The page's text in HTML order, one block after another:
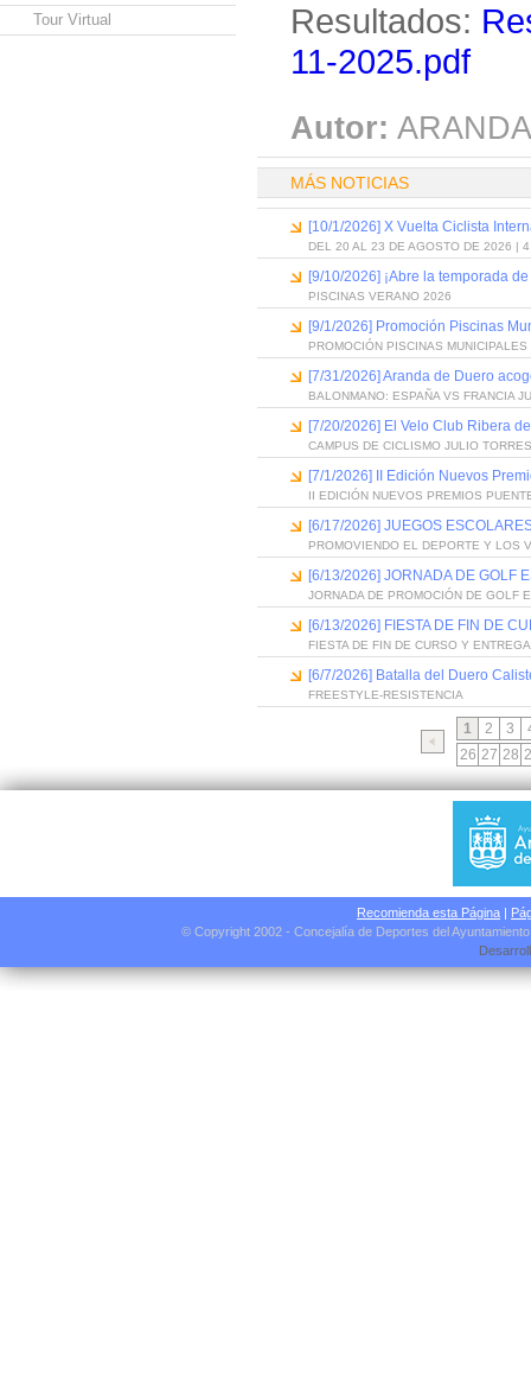
Tour Virtual
Resultados:
11-2025.pdf
Autor:
MÁS NOTICIAS
[10/1/2026] X Vuelta Ciclista
DEL 20 AL 23 DE AGOSTO DE 2026 | 4
[9/10/2026] ¡Abre la temporada
PISCINAS VERANO 2026
[9/1/2026] Promoción Piscinas
PROMOCIÓN PISCINAS
[7/31/2026] Aranda de Duero
BALONMANO: ESPAÑA VS FRANCIA
[7/20/2026] El Velo Club Ribera
CAMPUS DE CICLISMO JULIO
[7/1/2026] II Edición Nuevos
II EDICIÓN NUEVOS PREMIOS
[6/17/2026] JUEGOS
PROMOVIENDO EL DEPORTE Y LOS
[6/13/2026] JORNADA DE GOLF
JORNADA DE PROMOCIÓN DE GOLF
[6/13/2026] FIESTA DE FIN DE
FIESTA DE FIN DE CURSO Y
[6/7/2026] Batalla del Duero
FREESTYLE-RESISTENCIA
1 2 3
26 27 28
Recomienda esta Página |
© Copyright 2002 - Concejalía de Deportes del